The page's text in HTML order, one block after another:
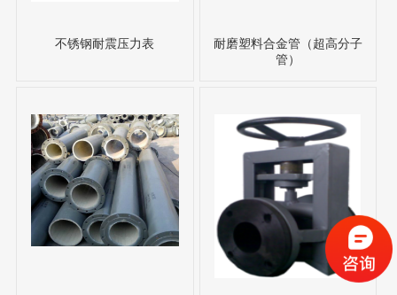
不锈钢耐震压力表
耐磨塑料合金管（超高分子
管）